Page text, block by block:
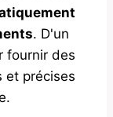
. D'un
fournir des
et précises